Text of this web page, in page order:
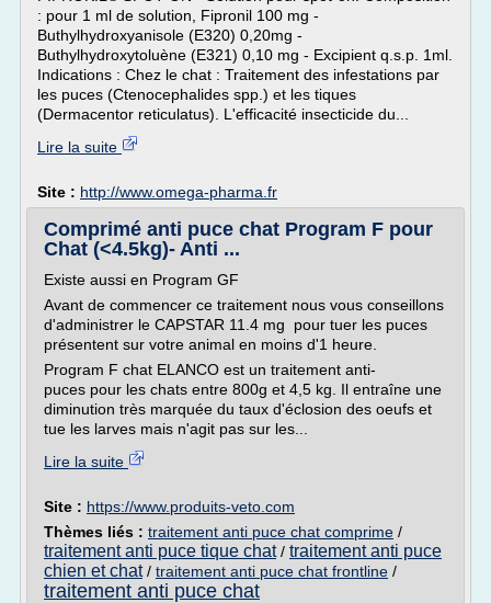
: pour 1 ml de solution, Fipronil 100 mg -
Buthylhydroxyanisole (E320) 0,20mg -
Buthylhydroxytoluène (E321) 0,10 mg - Excipient q.s.p. 1ml.
Indications : Chez le chat : Traitement des infestations par
les puces (Ctenocephalides spp.) et les tiques
(Dermacentor reticulatus). L'efficacité insecticide du...
Lire la suite
Site : http://www.omega-pharma.fr
Comprimé anti puce chat Program F pour
Chat (<4.5kg)- Anti ...
Existe aussi en Program GF
Avant de commencer ce traitement nous vous conseillons
d'administrer le CAPSTAR 11.4 mg pour tuer les puces
présentent sur votre animal en moins d'1 heure.
Program F chat ELANCO est un traitement anti-
puces pour les chats entre 800g et 4,5 kg. Il entraîne une
diminution très marquée du taux d'éclosion des oeufs et
tue les larves mais n'agit pas sur les...
Lire la suite
Site : https://www.produits-veto.com
Thèmes liés : traitement anti puce chat comprime /
traitement anti puce tique chat/ traitement anti puce
chien et chat/ traitement anti puce chat frontline /
traitement anti puce chat